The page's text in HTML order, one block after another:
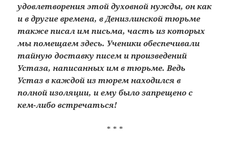
удовлетворения этой духовной нужды, он как
и в другие времена, в Денизлинской тюрьме
также писал им письма, часть из которых
мы помещаем здесь. Ученики обеспечивали
тайную доставку писем и произведений
Устаза, написанных им в тюрьме. Ведь
Устаз в каждой из тюрем находился в
полной изоляции, и ему было запрещено с
кем-либо встречаться!
* * *